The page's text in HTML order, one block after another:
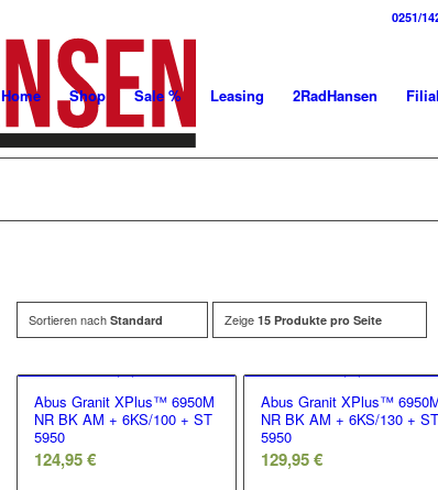
0251/
Home Shop Sale % Leasing 2RadHansen
Sortieren nach Standard Zeige 15 Produkte pro Seite
Abus Granit XPlus™ 6950M
NR BK AM + 6KS/100 + ST
5950
124,95€
Abus Granit XPlus™
NR BK AM + 6KS/130 + ST
5950
129,95€